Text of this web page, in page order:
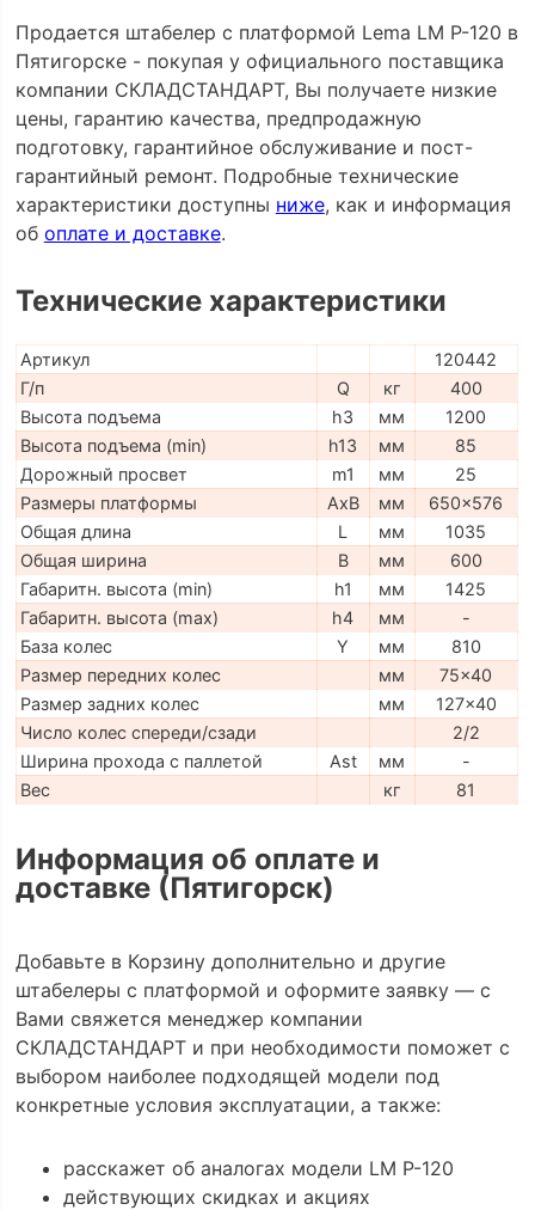
Продается штабелер с платформой Lema LM P-120 в
Пятигорске - покупая у официального поставщика
компании СКЛАДСТАНДАРТ, Вы получаете низкие
цены, гарантию качества, предпродажную
подготовку, гарантийное обслуживание и пост-
гарантийный ремонт. Подробные технические
характеристики доступны ниже, как и информация
об оплате и доставке.
Технические характеристики
Артикул
120442
Г/п
Q кг
400
Высота подъема
h3 мм
1200
Высота подъема (min)
h13 мм
85
Дорожный просвет
m1 мм
25
Размеры платформы
AxB мм
650x576
Общая длина
L мм
1035
Общая ширина
B мм
600
Габаритн. высота (min)
h1 мм
1425
Габаритн. высота (max)
h4 мм
-
База колес
Y мм
810
Размер передних колес
мм
75x40
Размер задних колес
мм
127x40
Число колес спереди/сзади
2/2
Ширина прохода с паллетой
Ast мм
-
Вес
кг 81
Информация об оплате и
доставке (Пятигорск)
Добавьте в Корзину дополнительно и другие
штабелеры с платформой и оформите заявку — с
Вами свяжется менеджер компании
СКЛАДСТАНДАРТ и при необходимости поможет с
выбором наиболее подходящей модели под
конкретные условия эксплуатации, а также:
расскажет об аналогах модели LM P-120
действующих скидках и акциях